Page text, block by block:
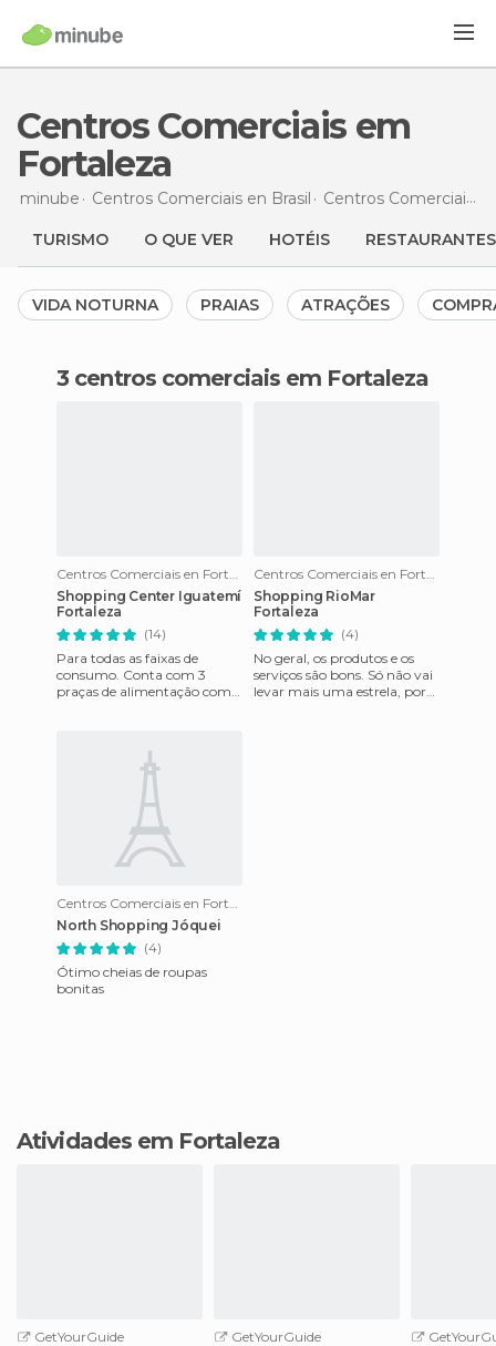
Centros Comerciais em
Fortaleza
minube Centros Comerciais en Brasil Centros Comerciais en
TURISMO O QUE VER HOTÉIS RESTAURANTES
VIDA NOTURNA PRAIAS ATRAÇÕES
3 centros comerciais em Fortaleza
Centros Comerciais en Fortaleza
Shopping Center Iguatemí
Fortaleza
(14)
Para todas as faixas de
consumo. Conta com 3
praças de alimentação com
Centros Comerciais en Fortaleza
Shopping RioMar
Fortaleza
(4)
No geral, os produtos e os
serviços são bons. Só não vai
levar mais uma estrela, por
Centros Comerciais en Fortaleza
North Shopping Jóquei
(4)
Ótimo cheias de roupas
bonitas
Atividades em Fortaleza
GetYourGuide
GetYourGuide